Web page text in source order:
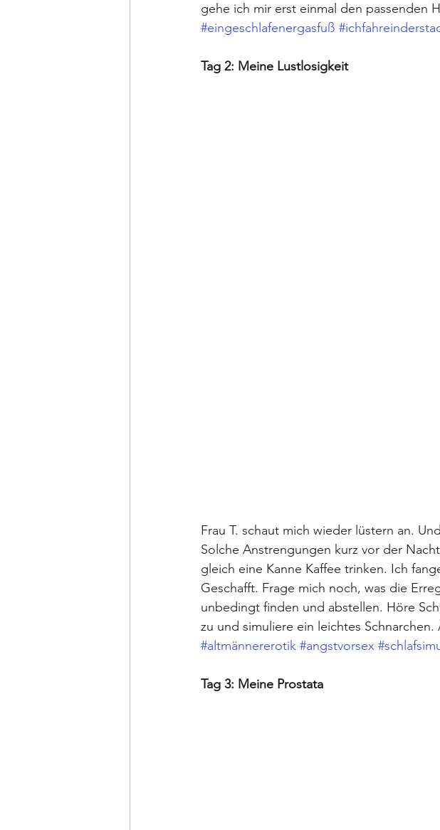
gehe ich mir erst einmal den passenden
#eingeschlafenergasfuß
Tag 2: Meine Lustlosigkeit
Frau T. schaut mich wieder lüstern an.
Solche Anstrengungen kurz vor der
gleich eine Kanne Kaffee trinken. Ich
Geschafft. Frage mich noch, was die
unbedingt finden und abstellen. Höre
zu und simuliere ein leichtes
#altmännererotik #angstvorsex
Tag 3: Meine Prostata